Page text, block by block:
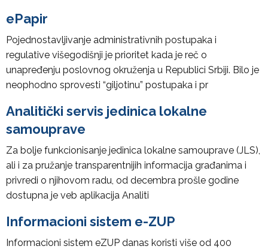
ePapir
Pojednostavljivanje administrativnih postupaka i
regulative višegodišnji je prioritet kada je reč o
unapređenju poslovnog okruženja u Republici Srbiji. Bilo je
neophodno sprovesti “giljotinu” postupaka i pr
Analitički servis jedinica lokalne
samouprave
Za bolje funkcionisanje jedinica lokalne samouprave (JLS),
ali i za pružanje transparentnijih informacija građanima i
privredi o njihovom radu, od decembra prošle godine
dostupna je veb aplikacija Analiti
Informacioni sistem e-ZUP
Informacioni sistem eZUP danas koristi više od 400